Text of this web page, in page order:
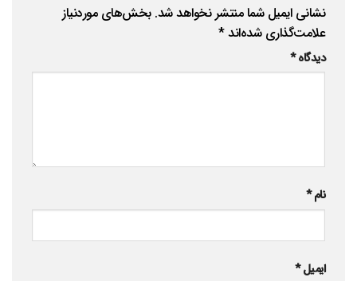
نشانی ایمیل شما منتشر نخواهد شد. بخش‌های موردنیاز
علامت‌گذاری شده‌اند*
دیدگاه*
نام*
ایمیل*